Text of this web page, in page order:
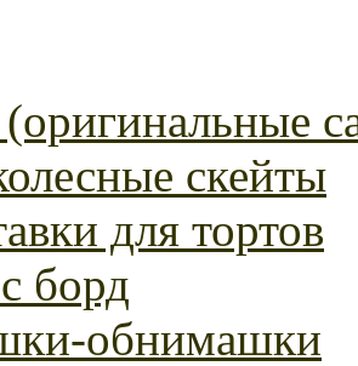
скейты
для тортов
борд
обнимашки